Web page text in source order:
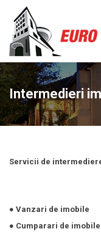
Intermedieri
Servicii de
● Vanzari de
● Cumparari de